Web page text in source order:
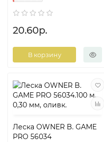
20.60р.
В корзину
Леска OWNER B. GAME
PRO 56034